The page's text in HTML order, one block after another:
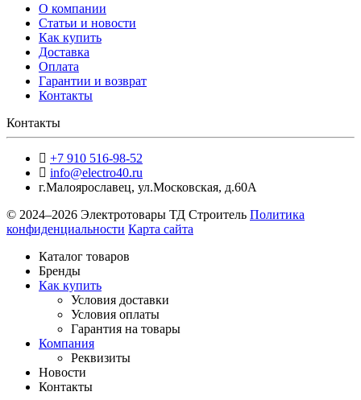
О компании
Статьи и новости
Как купить
Доставка
Оплата
Гарантии и возврат
Контакты
Контакты
+7 910 516-98-52
info@electro40.ru
г.Малоярославец, ул.Московская, д.60А
© 2024–2026 Электротовары ТД Строитель Политика
конфиденциальности Карта сайта
Каталог товаров
Бренды
Как купить
Условия доставки
Условия оплаты
Гарантия на товары
Компания
Реквизиты
Новости
Контакты